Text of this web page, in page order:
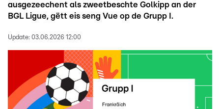
ausgezeechent als zweetbeschte Golkipp an der
BGL Ligue, gëtt eis seng Vue op de Grupp I.
Update: 03.06.2026 12:00